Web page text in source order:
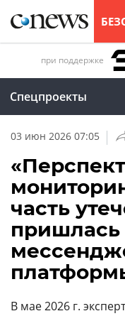
при поддержке
Спецпроекты
03 июн 2026 07:05 |
часть
пришлась
В мае 2026 г.